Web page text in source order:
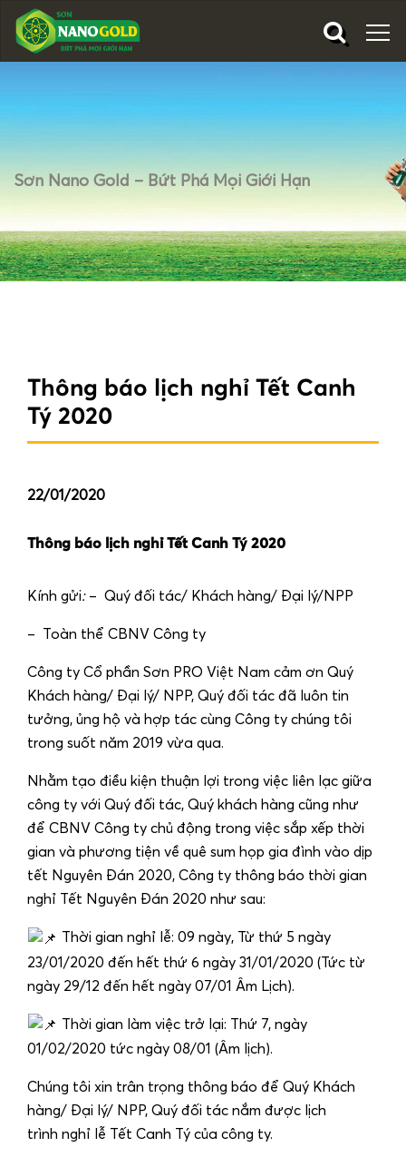
Sơn Nano Gold – Bứt Phá Mọi Giới Hạn
Thông báo lịch nghỉ Tết Canh
Tý 2020
22/01/2020
Thông báo lịch nghỉ Tết Canh Tý 2020
Kính gửi: – Quý đối tác/ Khách hàng/ Đại lý/NPP
– Toàn thể CBNV Công ty
Công ty Cổ phần Sơn PRO Việt Nam cảm ơn Quý
Khách hàng/ Đại lý/ NPP, Quý đối tác đã luôn tin
tưởng, ủng hộ và hợp tác cùng Công ty chúng tôi
trong suốt năm 2019 vừa qua.
Nhằm tạo điều kiện thuận lợi trong việc liên lạc giữa
công ty với Quý đối tác, Quý khách hàng cũng như
để CBNV Công ty chủ động trong việc sắp xếp thời
gian và phương tiện về quê sum họp gia đình vào dịp
tết Nguyên Đán 2020, Công ty thông báo thời gian
nghỉ Tết Nguyên Đán 2020 như sau:
Thời gian nghỉ lễ: 09 ngày, Từ thứ 5 ngày
23/01/2020 đến hết thứ 6 ngày 31/01/2020 (Tức từ
ngày 29/12 đến hết ngày 07/01 Âm Lịch).
Thời gian làm việc trở lại: Thứ 7, ngày
01/02/2020 tức ngày 08/01 (Âm lịch).
Chúng tôi xin trân trọng thông báo để Quý Khách
hàng/ Đại lý/ NPP, Quý đối tác nắm được lịch
trình nghỉ lễ Tết Canh Tý của công ty.